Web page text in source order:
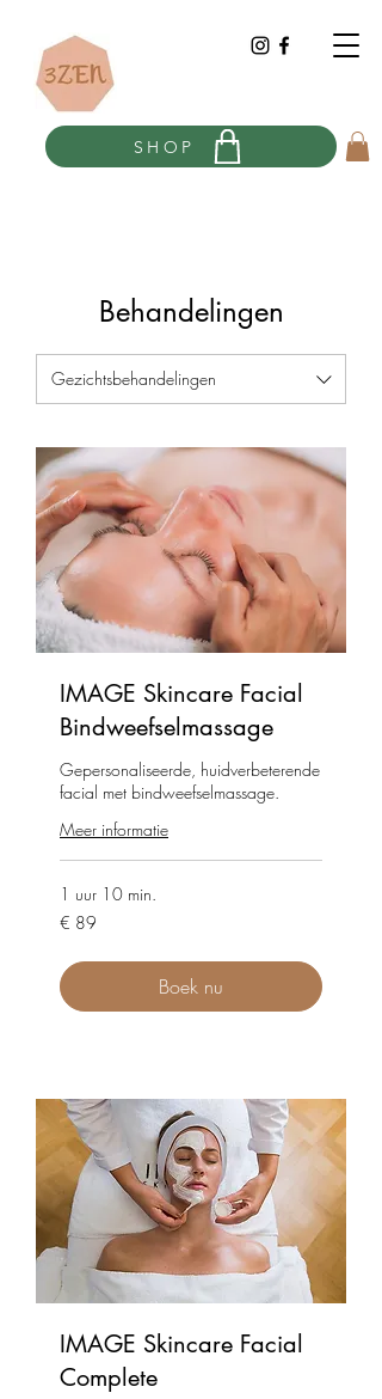
SHOP
Behandelingen
Gezichtsbehandelingen
IMAGE Skincare Facial
Bindweefselmassage
Gepersonaliseerde, huidverbeterende
facial met bindweefselmassage.
Meer informatie
1 uur 10 min.
89
euro
€ 89
Boek nu
IMAGE Skincare Facial
Complete